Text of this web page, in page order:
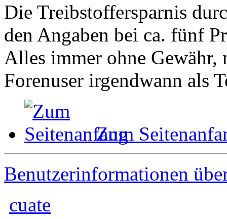
Die Treibstoffersparnis
den Angaben bei ca. fünf
Alles immer ohne Gewähr,
Forenuser irgendwann als
Zum
Benutzerinformationen
cuate